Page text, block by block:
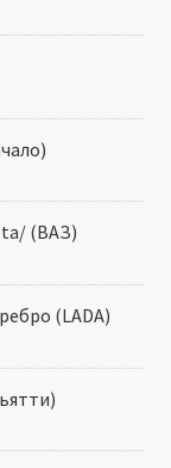
(ВАЗ)
(LADA)